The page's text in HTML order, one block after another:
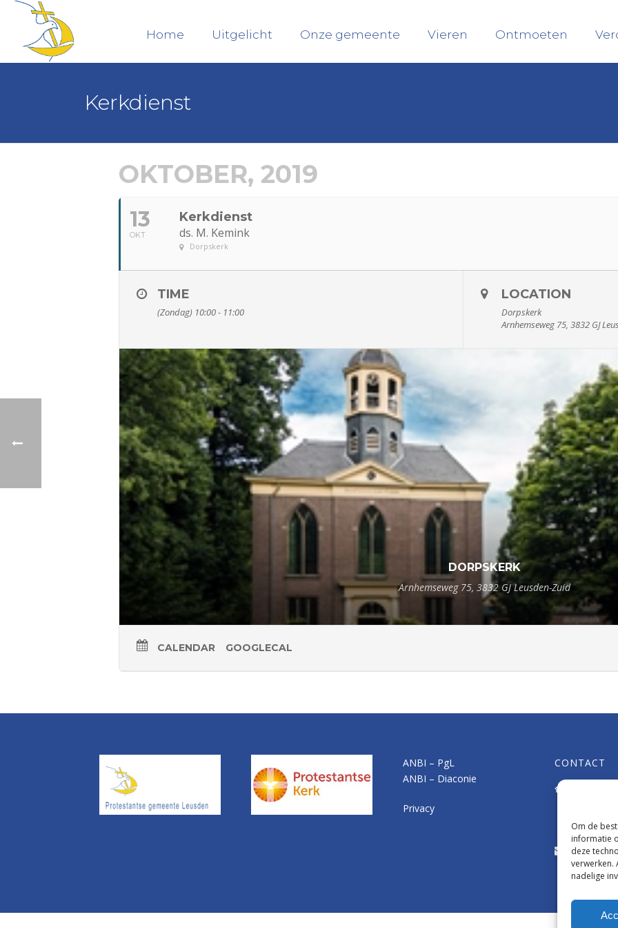
Om de
informatie
deze
verwerken.
nadelige
Home Uitgelicht Onze gemeente Vieren Ontmoeten
Kerkdienst
OKTOBER, 2019
13
OKT
Kerkdienst
ds. M. Kemink
Dorpskerk
TIME
(Zondag) 10:00 - 11:00
LOCATION
Dorpskerk
Arnhemseweg 75, 3832 GJ
DORPSKERK
Arnhemseweg 75, 3832 GJ Leusden-Zuid
CALENDAR GOOGLECAL
ANBI – PgL
ANBI – Diaconie
Privacy
CONTACT
3831 JJ